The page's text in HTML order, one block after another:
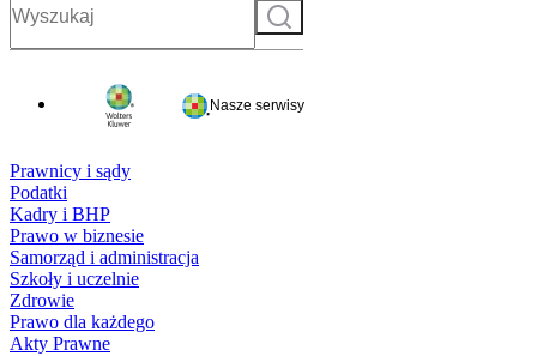
Szukaj
Nasze serwisy
Prawnicy i sądy
Podatki
Kadry i BHP
Prawo w biznesie
Samorząd i administracja
Szkoły i uczelnie
Zdrowie
Prawo dla każdego
Akty Prawne